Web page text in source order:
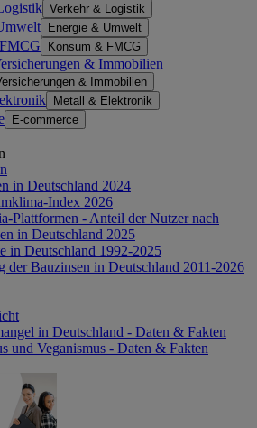
Verkehr & Logistik
Energie & Umwelt
Konsum & FMCG
& Immobilien
& Immobilien
Metall & Elektronik
E-commerce
in Deutschland 2024
Index 2026
Plattformen - Anteil der Nutzer nach
in Deutschland 2025
in Deutschland 1992-2025
der Bauzinsen in Deutschland 2011-2026
in Deutschland - Daten & Fakten
und Veganismus - Daten & Fakten